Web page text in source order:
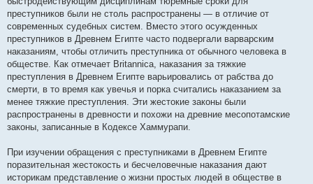
преступников были не столь распространены — в отличие от
современных судебных систем. Вместо этого осужденных
преступников в Древнем Египте часто подвергали варварским
наказаниям, чтобы отличить преступника от обычного человека в
обществе. Как отмечает Britannica, наказания за тяжкие
преступления в Древнем Египте варьировались от рабства до
смерти, в то время как увечья и порка считались наказанием за
менее тяжкие преступления. Эти жестокие законы были
распространены в древности и похожи на древние месопотамские
законы, записанные в Кодексе Хаммурапи.
При изучении обращения с преступниками в Древнем Египте
поразительная жестокость и бесчеловечные наказания дают
историкам представление о жизни простых людей в обществе в